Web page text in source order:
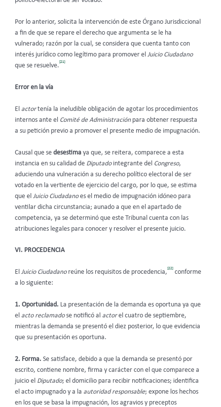
Por lo anterior, solicita la intervención de este Órgano Jurisdiccional
a fin de que se repare el derecho que argumenta se le ha
vulnerado; razón por la cual, se considera que cuenta tanto con
interés jurídico como legítimo para promover el Juicio Ciudadano
que se resuelve.
[21]
Error en la vía
El actortenía la ineludible obligación de agotar los procedimientos
internos ante el Comité de Administraciónpara obtener respuesta
a su petición previo a promover el presente medio de impugnación.
Causal que se desestima ya que, se reitera, comparece a esta
instancia en su calidad de Diputadointegrante del Congreso,
aduciendo una vulneración a su derecho político electoral de ser
votado en la vertiente de ejercicio del cargo, por lo que, se estima
que el
Juicio Ciudadanoes el medio de impugnación idóneo para
ventilar dicha circunstancia; aunado a que en el apartado de
competencia, ya se determinó que este Tribunal cuenta con las
atribuciones legales para conocer y resolver el presente juicio.
VI. PROCEDENCIA
El Juicio Ciudadano reúne los requisitos de procedencia,
[22]
conforme
a lo siguiente:
1. Oportunidad. La presentación de la demanda es oportuna ya que
el acto reclamadose notificó al actorel cuatro de septiembre,
mientras la demanda se presentó el diez posterior, lo que evidencia
que su presentación es oportuna.
2. Forma. Se satisface, debido a que la demanda se presentó por
escrito, contiene nombre, firma y carácter con el que comparece a
juicio el Diputado; el domicilio para recibir notificaciones; identifica
el acto impugnado y a la autoridad responsable; expone los hechos
en los que se basa la impugnación, los agravios y preceptos